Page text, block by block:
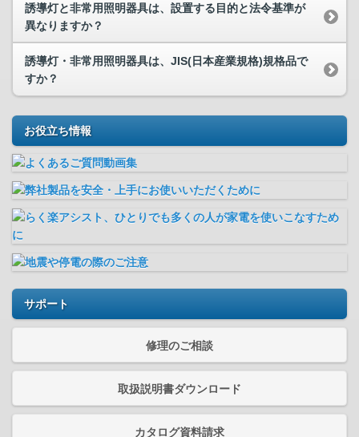
誘導灯と非常用照明器具は、設置する目的と法令基準が
異なりますか？
誘導灯・非常用照明器具は、JIS(日本産業規格)規格品で
すか？
お役立ち情報
サポート
修理のご相談
取扱説明書ダウンロード
カタログ資料請求